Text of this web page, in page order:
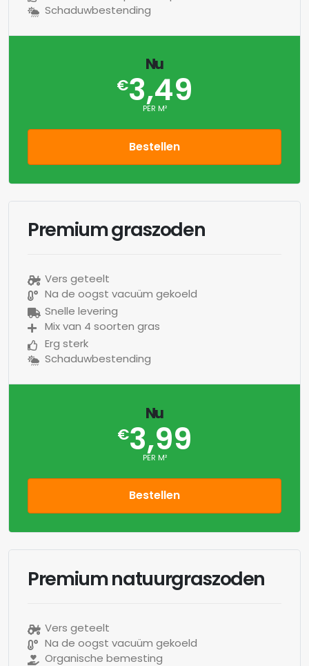
Schaduwbestending
Nu
€3,49
PER M²
Bestellen
Premium graszoden
Vers geteelt
Na de oogst vacuüm gekoeld
Snelle levering
Mix van 4 soorten gras
Erg sterk
Schaduwbestending
Nu
€3,99
PER M²
Bestellen
Premium natuurgraszoden
Vers geteelt
Na de oogst vacuüm gekoeld
Organische bemesting